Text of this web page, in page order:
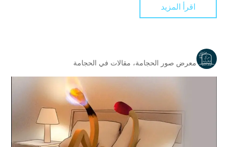
اقرأ المزيد
معرض صور الحجامة، مقالات في الحجامة